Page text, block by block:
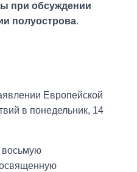
при обсуждении
полуострова.
Европейской
в понедельник, 14
восьмую